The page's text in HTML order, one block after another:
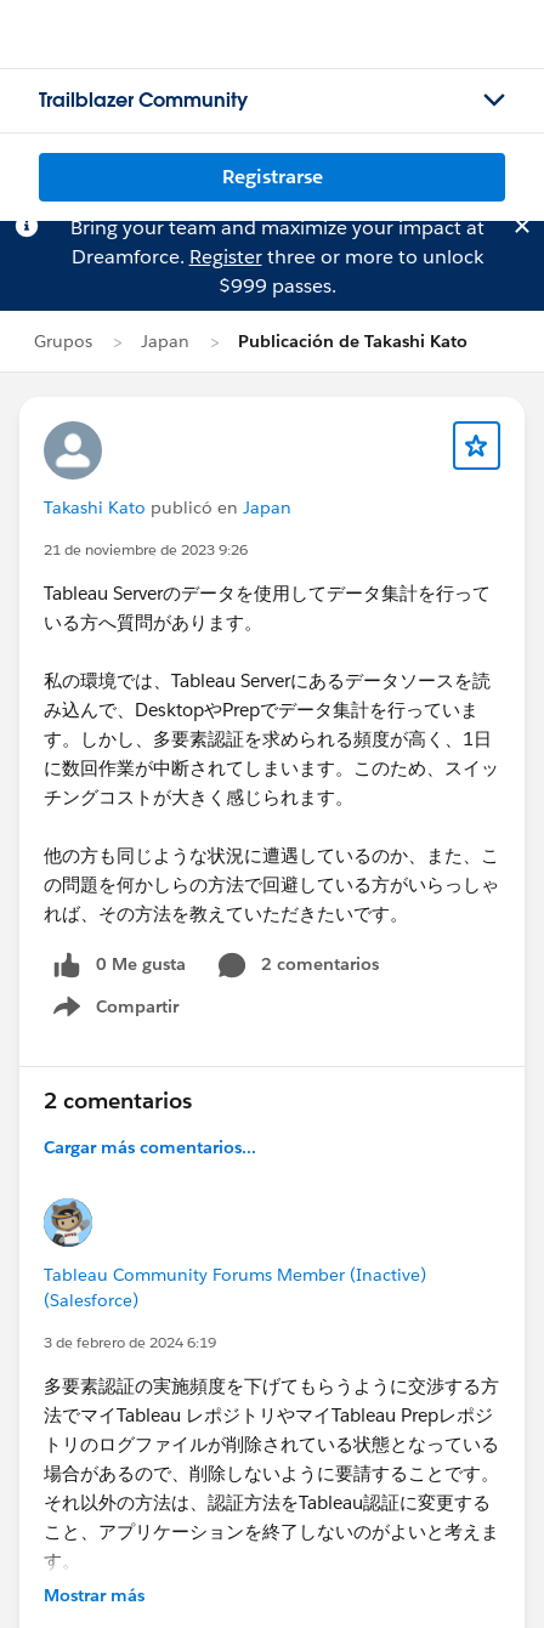
Trailblazer Community
Registrarse
Bring your team and maximize your impact at
Dreamforce. Registerthree or more to unlock
$999 passes.
Grupos Japan Publicación de Takashi Kato
Takashi Kato publicó en Japan
21 de noviembre de 2023 9:26
Tableau Serverのデータを使用してデータ集計を行って
いる方へ質問があります。
私の環境では、Tableau Serverにあるデータソースを読
み込んで、DesktopやPrepでデータ集計を行っていま
す。しかし、多要素認証を求められる頻度が高く、1日
に数回作業が中断されてしまいます。このため、スイッ
チングコストが大きく感じられます。
他の方も同じような状況に遭遇しているのか、また、こ
の問題を何かしらの方法で回避している方がいらっしゃ
れば、その方法を教えていただきたいです。
0 Me gusta
2 comentarios
Compartir
Show menu
2 comentarios
Cargar más comentarios...
Tableau Community Forums Member (Inactive)
(Salesforce)
3 de febrero de 2024 6:19
多要素認証の実施頻度を下げてもらうように交渉する方
法でマイTableau レポジトリやマイTableau Prepレポジ
トリのログファイルが削除されている状態となっている
場合があるので、削除しないように要請することです。
それ以外の方法は、認証方法をTableau認証に変更する
こと、アプリケーションを終了しないのがよいと考えま
す。
Mostrar más